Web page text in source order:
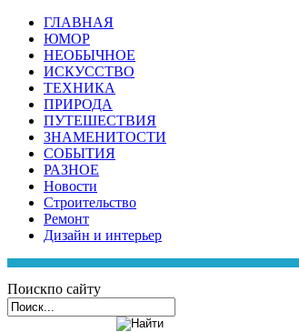
ГЛАВНАЯ
ЮМОР
НЕОБЫЧНОЕ
ИСКУССТВО
ТЕХНИКА
ПРИРОДА
ПУТЕШЕСТВИЯ
ЗНАМЕНИТОСТИ
СОБЫТИЯ
РАЗНОЕ
Новости
Строительство
Ремонт
Дизайн и интерьер
Поискпо сайту